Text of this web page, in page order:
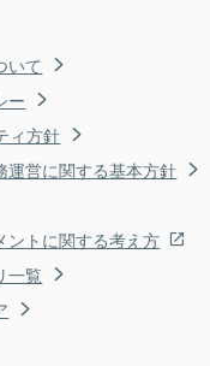
いて
ー
ィ方針
運営に関する基本方針
ントに関する考え方
一覧